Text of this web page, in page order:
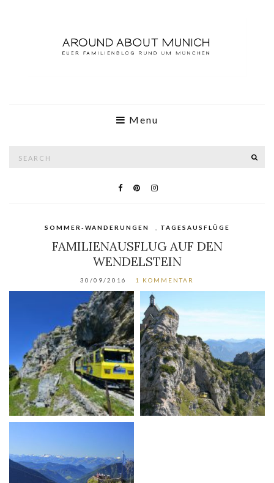
Menu
SOMMER-WANDERUNGEN TAGESAUSFLÜGE
FAMILIENAUSFLUG AUF DEN
WENDELSTEIN
30/09/2016 1 KOMMENTAR